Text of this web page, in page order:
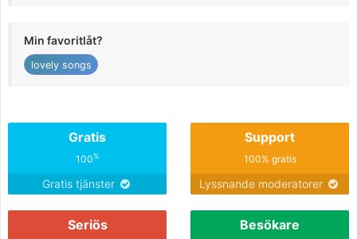
Min favoritlåt?
lovely songs
Gratis
100%
Gratis tjänster
Support
100% gratis
Lyssnande moderatorer
Seriös Besökare